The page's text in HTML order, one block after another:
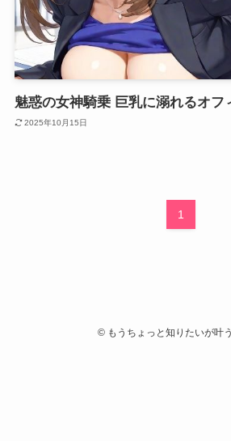
魅惑の女神騎乗 巨乳に溺れるオフ
2025年10月15日
1
©もうちょっと知りたいが叶